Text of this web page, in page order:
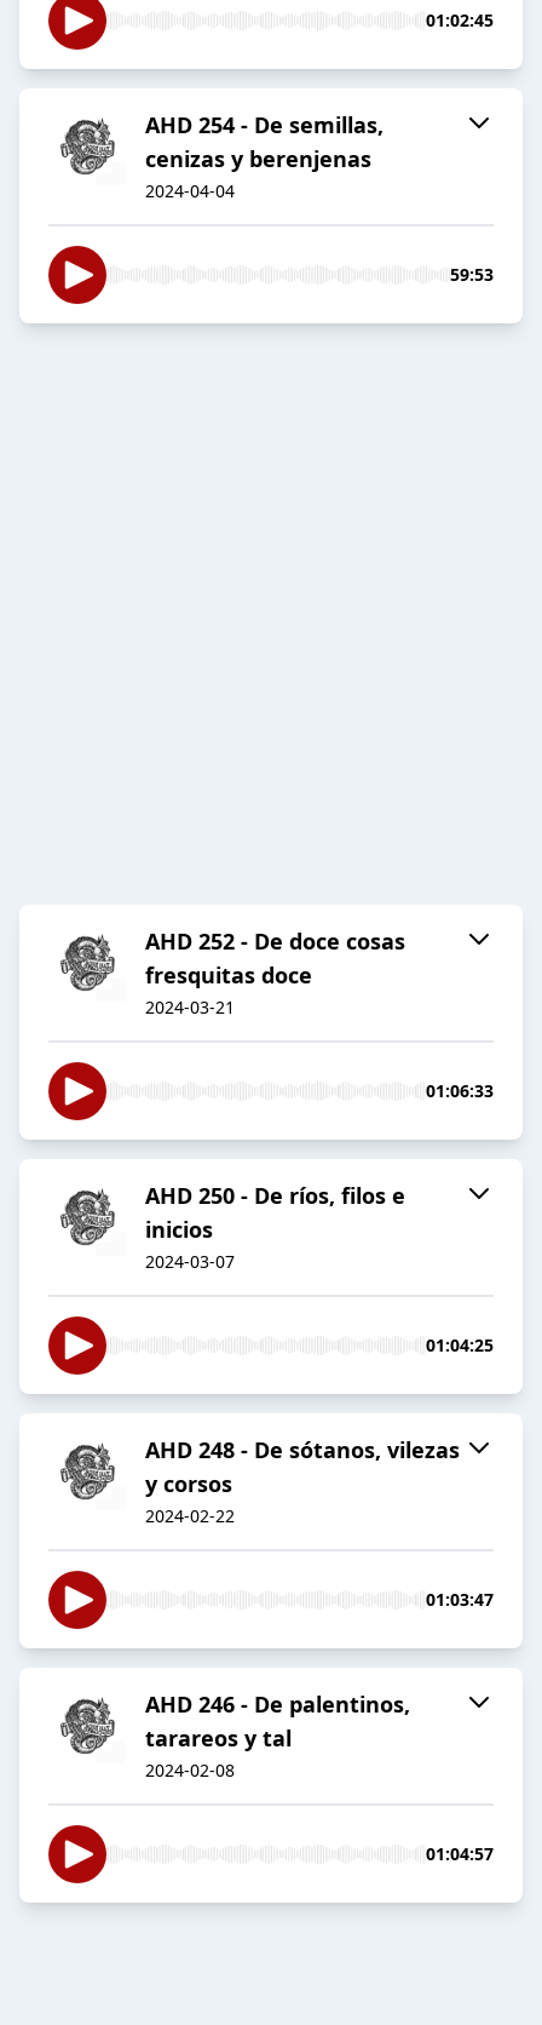
01:02:45
AHD 254 - De semillas,
cenizas y berenjenas
2024-04-04
59:53
AHD 252 - De doce cosas
fresquitas doce
2024-03-21
01:06:33
AHD 250 - De ríos, filos e
inicios
2024-03-07
01:04:25
AHD 248 - De sótanos, vilezas
y corsos
2024-02-22
01:03:47
AHD 246 - De palentinos,
tarareos y tal
2024-02-08
01:04:57